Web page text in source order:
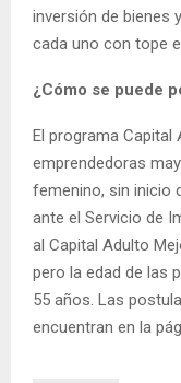
inversión de bienes
cada uno con tope
¿Cómo se puede
El programa Capital
emprendedoras
femenino, sin inicio
ante el Servicio de
al Capital Adulto
pero la edad de las
55 años. Las
encuentran en la